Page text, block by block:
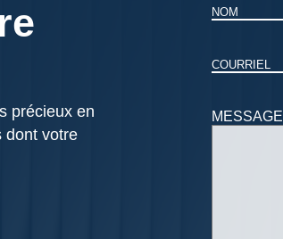
précieux en
dont votre
Nom
Courriel
MESSAGE